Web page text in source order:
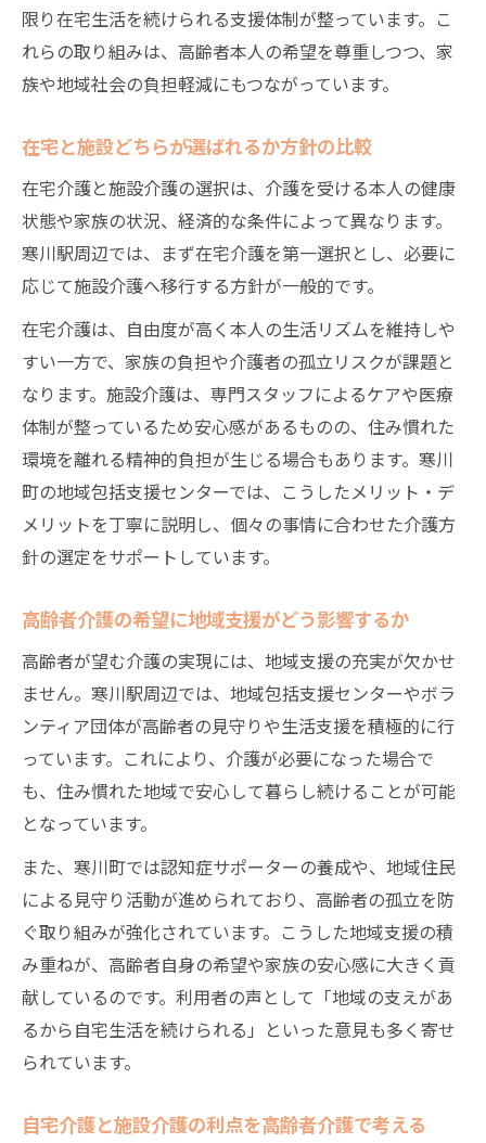
限り在宅生活を続けられる支援体制が整っています。こ
れらの取り組みは、高齢者本人の希望を尊重しつつ、家
族や地域社会の負担軽減にもつながっています。
在宅と施設どちらが選ばれるか方針の比較
在宅介護と施設介護の選択は、介護を受ける本人の健康
状態や家族の状況、経済的な条件によって異なります。
寒川駅周辺では、まず在宅介護を第一選択とし、必要に
応じて施設介護へ移行する方針が一般的です。
在宅介護は、自由度が高く本人の生活リズムを維持しや
すい一方で、家族の負担や介護者の孤立リスクが課題と
なります。施設介護は、専門スタッフによるケアや医療
体制が整っているため安心感があるものの、住み慣れた
環境を離れる精神的負担が生じる場合もあります。寒川
町の地域包括支援センターでは、こうしたメリット・デ
メリットを丁寧に説明し、個々の事情に合わせた介護方
針の選定をサポートしています。
高齢者介護の希望に地域支援がどう影響するか
高齢者が望む介護の実現には、地域支援の充実が欠かせ
ません。寒川駅周辺では、地域包括支援センターやボラ
ンティア団体が高齢者の見守りや生活支援を積極的に行
っています。これにより、介護が必要になった場合で
も、住み慣れた地域で安心して暮らし続けることが可能
となっています。
また、寒川町では認知症サポーターの養成や、地域住民
による見守り活動が進められており、高齢者の孤立を防
ぐ取り組みが強化されています。こうした地域支援の積
み重ねが、高齢者自身の希望や家族の安心感に大きく貢
献しているのです。利用者の声として「地域の支えがあ
るから自宅生活を続けられる」といった意見も多く寄せ
られています。
自宅介護と施設介護の利点を高齢者介護で考える